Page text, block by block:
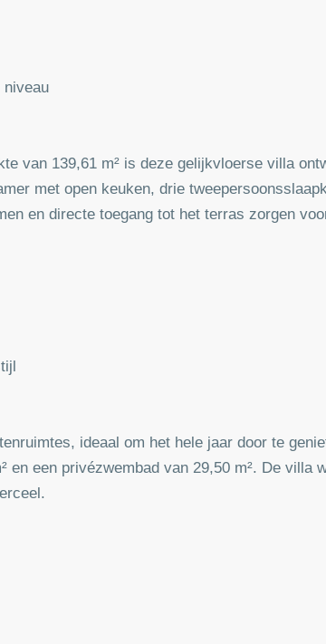
niveau
van 139,61 m² is deze gelijkvloerse villa
met open keuken, drie
en directe toegang tot het terras zorgen
ideaal om het hele jaar door te
en een privézwembad van 29,50 m². De